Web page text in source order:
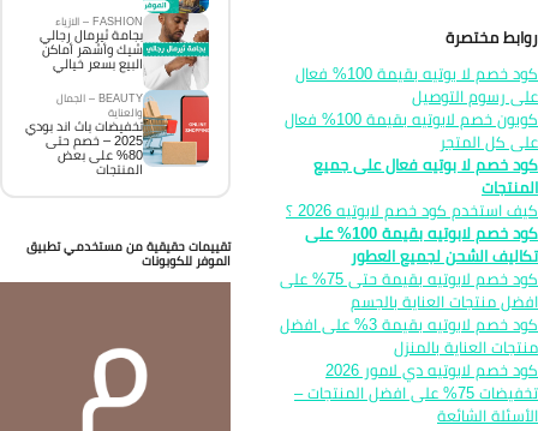
مختصرة
كود خصم لا بوتيه بقيمة 100% فعال
رسوم التوصيل
كوبون خصم لابوتيه بقيمة 100% فعال
كل المتجر
خصم لا بوتيه فعال على جميع
استخدم كود خصم لابوتيه 2026 ؟
كود خصم لابوتيه بقيمة 100% على
الشحن لجميع العطور
كود خصم لابوتيه بقيمة حتى 75% على
منتجات العناية بالجسم
كود خصم لابوتيه بقيمة 3% على افضل
العناية بالمنزل
كود خصم لابوتيه دي لامور 2026
تخفيضات 75% على افضل المنتجات –
الشائعة
FASHION – الازياء
بجامة ثيرمال رجالي
شيك وأشهر أماكن
البيع بسعر خيالي
BEAUTY – الجمال
والعناية
تخفيضات باث اند بودي
2025 – خصم حتى
80% على بعض
المنتجات
تقييمات حقيقية من مستخدمي تطبيق
الموفر للكوبونات